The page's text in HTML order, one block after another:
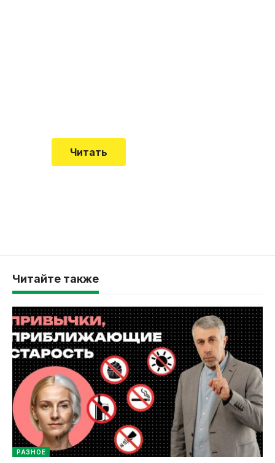
Читать
Читайте также
РАЗНОЕ